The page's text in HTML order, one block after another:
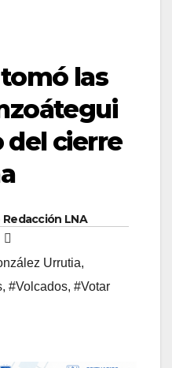
las
cierre
LNA
Urrutia,
, #Volcados, #Votar